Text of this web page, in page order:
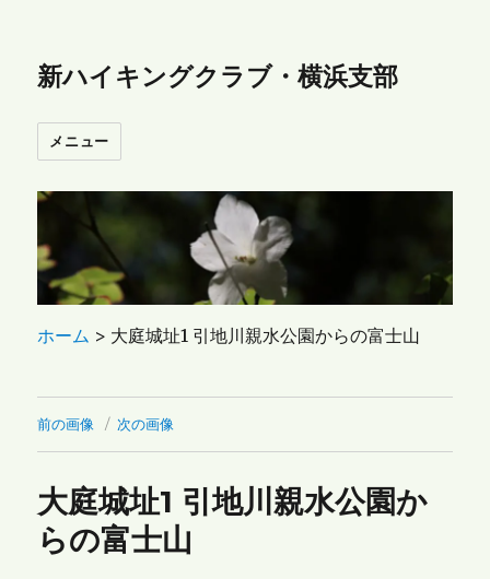
新ハイキングクラブ・横浜支部
メニュー
ホーム > 大庭城址1 引地川親水公園からの富士山
前の画像 次の画像
大庭城址1 引地川親水公園か
らの富士山